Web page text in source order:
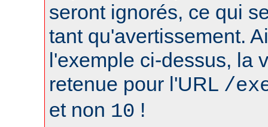
seront ignorés, ce qui
tant qu'avertissement.
l'exemple ci-dessus, la
retenue pour l'URL /
et non 10 !